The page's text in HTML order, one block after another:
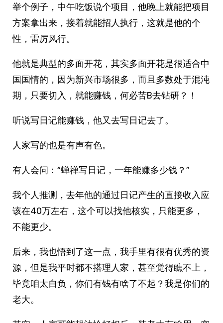
举个例子，中午吃饭说个项目，他晚上就能把项目
方案拿出来，接着就能招人执行，这就是他的个
性，雷厉风行。
他就是典型的多面开花，其实多面开花是很适合中
国国情的，因为新兴市场很多，而且多数处于混沌
期，只要切入，就能赚钱，何必苦B去钻研？！
听说写日记能赚钱，他又去写日记去了。
人家写的也是有声有色。
有人会问：“蝉禅写日记，一年能赚多少钱？”
我个人推测，去年他的通过日记产生的直接收入应
该在40万左右，这个可以找他核实，只能更多，
不能更少。
后来，我也悟到了这一点，我手里有很有优秀的资
源，但是我平时都不搭理人家，甚至觉得瞧不上，
毕竟咱太自负，你们有钱有啥了不起？我是你们的
老大。